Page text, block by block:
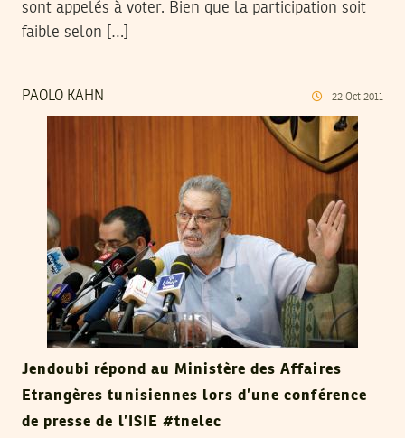
sont appelés à voter. Bien que la participation soit
faible selon […]
PAOLO KAHN 22 Oct 2011
Jendoubi répond au Ministère des Affaires
Etrangères tunisiennes lors d’une conférence
de presse de l’ISIE #tnelec